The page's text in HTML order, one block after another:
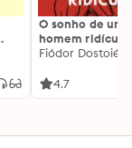
O sonho de um
homem ridículo
Fiódor
4.7